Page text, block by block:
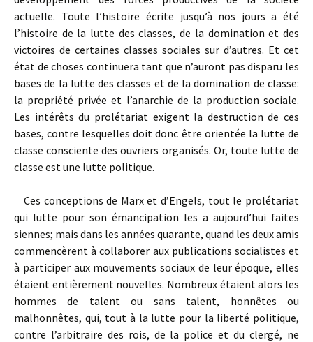
actuelle. Toute l’histoire écrite jusqu’à nos jours a été
l’histoire de la lutte des classes, de la domination et des
victoires de certaines classes sociales sur d’autres. Et cet
état de choses continuera tant que n’auront pas disparu les
bases de la lutte des classes et de la domination de classe:
la propriété privée et l’anarchie de la production sociale.
Les intérêts du prolétariat exigent la destruction de ces
bases, contre lesquelles doit donc être orientée la lutte de
classe consciente des ouvriers organisés. Or, toute lutte de
classe est une lutte politique.
Ces conceptions de Marx et d’Engels, tout le prolétariat
qui lutte pour son émancipation les a aujourd’hui faites
siennes; mais dans les années quarante, quand les deux amis
commencèrent à collaborer aux publications socialistes et
à participer aux mouvements sociaux de leur époque, elles
étaient entièrement nouvelles. Nombreux étaient alors les
hommes de talent ou sans talent, honnêtes ou
malhonnêtes, qui, tout à la lutte pour la liberté politique,
contre l’arbitraire des rois, de la police et du clergé, ne